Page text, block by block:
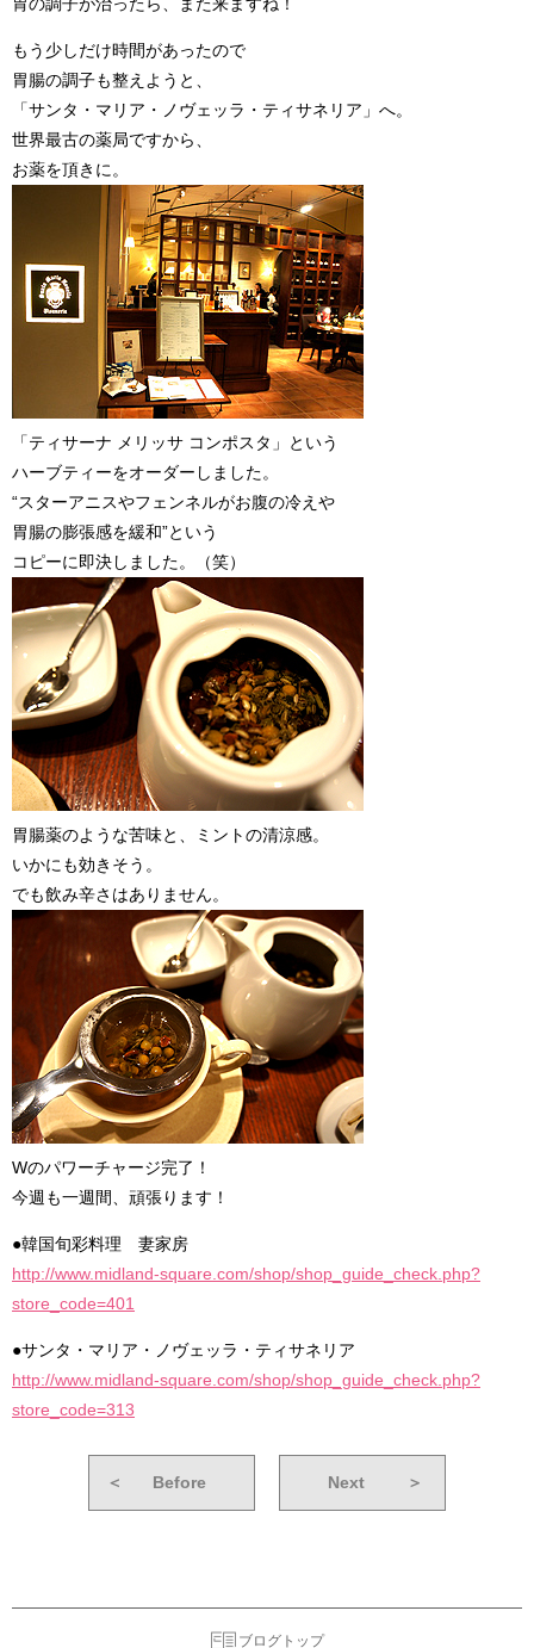
もう少しだけ時間があったので
胃腸の調子も整えようと、
「サンタ・マリア・ノヴェッラ・ティサネリア」へ。
世界最古の薬局ですから、
お薬を頂きに。
「ティサーナ メリッサ コンポスタ」という
ハーブティーをオーダーしました。
“スターアニスやフェンネルがお腹の冷えや
胃腸の膨張感を緩和”という
コピーに即決しました。（笑）
胃腸薬のような苦味と、ミントの清涼感。
いかにも効きそう。
でも飲み辛さはありません。
Wのパワーチャージ完了！
今週も一週間、頑張ります！
●韓国旬彩料理 妻家房
http://www.midland-square.com/shop/shop_guide_check.php?
store_code=401
●サンタ・マリア・ノヴェッラ・ティサネリア
http://www.midland-square.com/shop/shop_guide_check.php?
store_code=313
＜ Before Next ＞
ブログトップ